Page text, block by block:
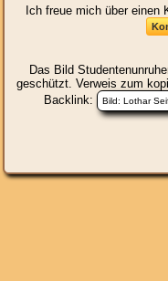
Ich freue mich über einen
Das Bild
geschützt. Verweis zum
Backlink: